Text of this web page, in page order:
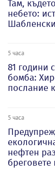
Там,
небето:
5 часа
81 години
бомба:
послание
5 часа
нефтен